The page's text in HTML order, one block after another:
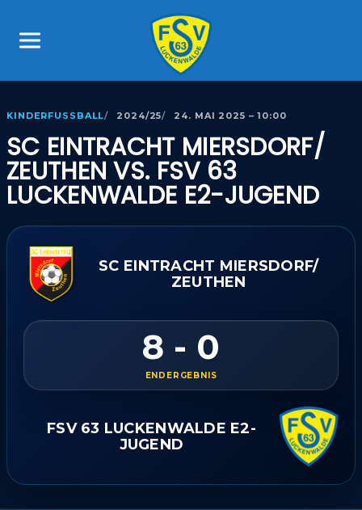
KINDERFUSSBALL 2024/25 24. MAI 2025 – 10:00
SC EINTRACHT MIERSDORF/​
ZEUTHEN VS. FSV 63
LUCKENWALDE E2-JUGEND
SC EINTRACHT MIERSDORF/​
ZEUTHEN
8 - 0
ENDERGEBNIS
FSV 63 LUCKENWALDE E2-
JUGEND